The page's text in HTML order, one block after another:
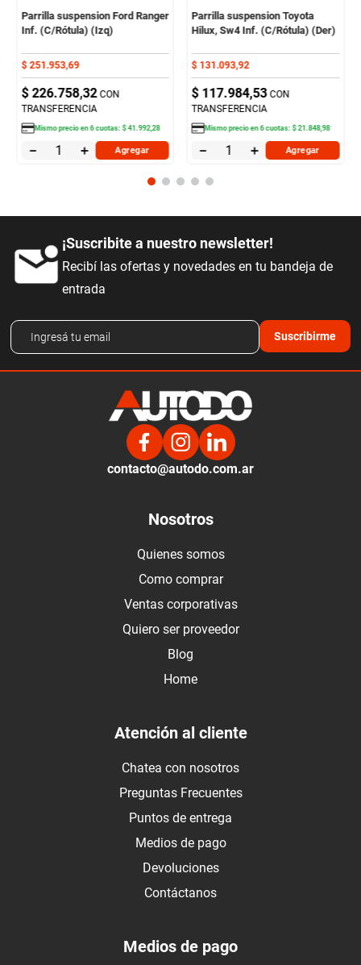
Parrilla suspension Ford Ranger
Inf. (C/Rótula) (Izq)
$ 251 .953,69
$ 226.758,32 CON
TRANSFERENCIA
Mismo precio en6cuotas:$ 41 .992,28
＋
－ Agregar
Parrilla suspension Toyota
Hilux, Sw4 Inf. (C/Rótula) (Der)
$ 131 .093,92
$ 117.984,53 CON
TRANSFERENCIA
Mismo precio en6cuotas:$ 21 .848,98
＋
－ Agregar
¡Suscribite a nuestro newsletter!
Recibí las ofertas y novedades en tu bandeja de
entrada
Suscribirme
contacto@autodo.com.ar
Nosotros
Quienes somos
Como comprar
Ventas corporativas
Quiero ser proveedor
Blog
Home
Atención al cliente
Chatea con nosotros
Preguntas Frecuentes
Puntos de entrega
Medios de pago
Devoluciones
Contáctanos
Medios de pago